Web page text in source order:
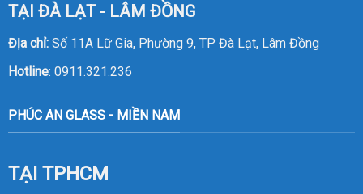
TẠI ĐÀ LẠT - LÂM ĐỒNG
Địa chỉ:Số 11A Lữ Gia, Phường 9, TP Đà Lạt, Lâm Đồng
Hotline: 0911.321.236
PHÚC AN GLASS - MIỀN NAM
TẠI TPHCM